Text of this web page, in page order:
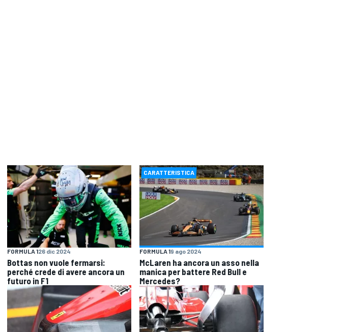
FORMULA 126 dic 2024
Bottas non vuole fermarsi:
perché crede di avere ancora un
futuro in F1
CARATTERISTICA
FORMULA 19 ago 2024
McLaren ha ancora un asso nella
manica per battere Red Bull e
Mercedes?